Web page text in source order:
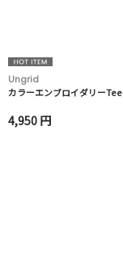
Ungrid
カラーエンブロイダリーTee
4,950 円